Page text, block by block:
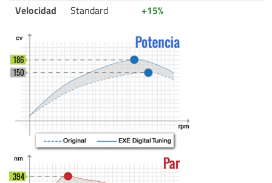
Velocidad
Standard +15%
150
186
394